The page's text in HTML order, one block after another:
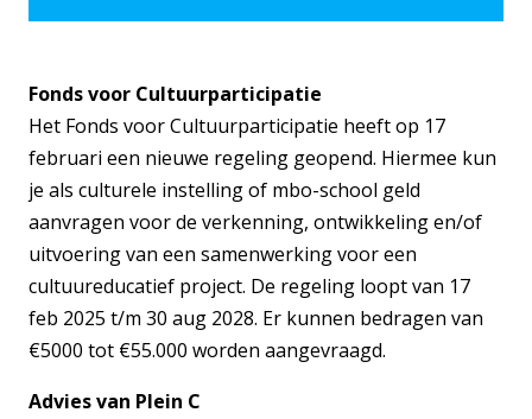
Fonds voor Cultuurparticipatie
Het Fonds voor Cultuurparticipatie heeft op 17
februari een nieuwe regeling geopend. Hiermee kun
je als culturele instelling of mbo-school geld
aanvragen voor de verkenning, ontwikkeling en/of
uitvoering van een samenwerking voor een
cultuureducatief project. De regeling loopt van 17
feb 2025 ⁠t/m 30 aug 2028. Er kunnen bedragen van
€5000 tot €55.000 worden aangevraagd.
Advies van Plein C